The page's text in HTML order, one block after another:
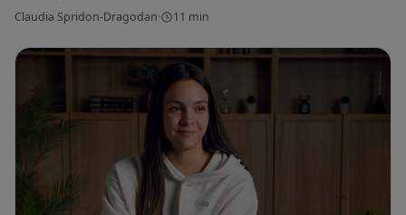
Claudia Spridon-Dragodan· 11 min